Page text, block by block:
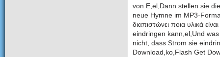
von E,el,Dann stellen sie
neue Hymne im MP3-Format
διαπιστώνει ποια υλικά
eindringen kann,el,Und
nicht, dass Strom sie
Download,ko,Flash Get